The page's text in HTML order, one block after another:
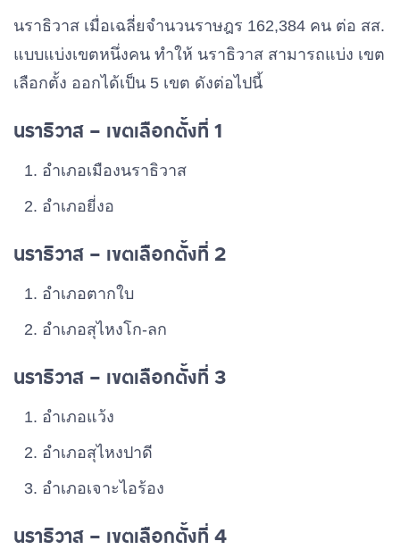
นราธิวาส เมื่อเฉลี่ยจำนวนราษฎร 162,384 คน ต่อ สส.
แบบแบ่งเขตหนึ่งคน ทำให้ นราธิวาส สามารถแบ่ง เขต
เลือกตั้ง ออกได้เป็น 5 เขต ดังต่อไปนี้
นราธิวาส – เขตเลือกตั้งที่ 1
อําเภอเมืองนราธิวาส
อําเภอยี่งอ
นราธิวาส – เขตเลือกตั้งที่ 2
อําเภอตากใบ
อําเภอสุไหงโก-ลก
นราธิวาส – เขตเลือกตั้งที่ 3
อําเภอแว้ง
อําเภอสุไหงปาดี
อําเภอเจาะไอร้อง
นราธิวาส – เขตเลือกตั้งที่ 4